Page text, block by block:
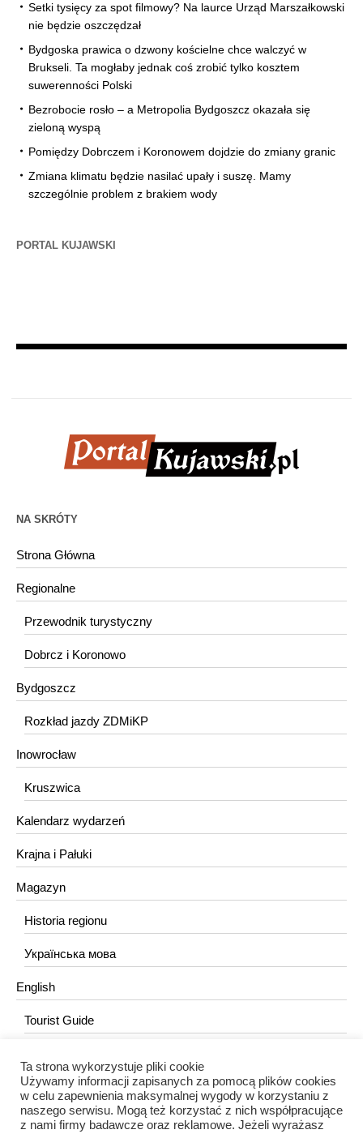
Setki tysięcy za spot filmowy? Na laurce Urząd Marszałkowski
nie będzie oszczędzał
Bydgoska prawica o dzwony kościelne chce walczyć w
Brukseli. Ta mogłaby jednak coś zrobić tylko kosztem
suwerenności Polski
Bezrobocie rosło – a Metropolia Bydgoszcz okazała się
zieloną wyspą
Pomiędzy Dobrczem i Koronowem dojdzie do zmiany granic
Zmiana klimatu będzie nasilać upały i suszę. Mamy
szczególnie problem z brakiem wody
PORTAL KUJAWSKI
NA SKRÓTY
Strona Główna
Regionalne
Przewodnik turystyczny
Dobrcz i Koronowo
Bydgoszcz
Rozkład jazdy ZDMiKP
Inowrocław
Kruszwica
Kalendarz wydarzeń
Krajna i Pałuki
Magazyn
Historia regionu
Українська мова
English
Tourist Guide
KONTAKT
redakcja@portalkujawski.pl
Ta strona wykorzystuje pliki cookie
Używamy informacji zapisanych za pomocą plików cookies
w celu zapewnienia maksymalnej wygody w korzystaniu z
naszego serwisu. Mogą też korzystać z nich współpracujące
z nami firmy badawcze oraz reklamowe. Jeżeli wyrażasz